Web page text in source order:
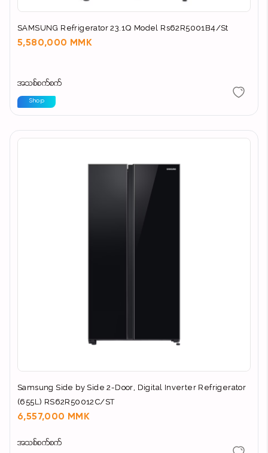
SAMSUNG Refrigerator 23.1Q Model Rs62R5001B4/St
5,580,000 MMK
အသစ်စက်စက်
Shop
Samsung Side by Side 2-Door, Digital Inverter Refrigerator
(655L) RS62R50012C/ST
6,557,000 MMK
အသစ်စက်စက်